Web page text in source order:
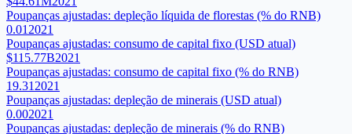
Poupanças ajustadas: depleção líquida de florestas (% do RNB)
0.01 2021
Poupanças ajustadas: consumo de capital fixo (USD atual)
$115.77B2021
Poupanças ajustadas: consumo de capital fixo (% do RNB)
19.31 2021
Poupanças ajustadas: depleção de minerais (USD atual)
0.002021
Poupanças ajustadas: depleção de minerais (% do RNB)